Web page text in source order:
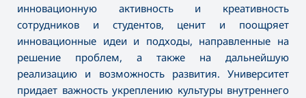
инновационную активность и креативность
сотрудников и студентов, ценит и поощряет
инновационные идеи и подходы, направленные на
решение проблем, а также на дальнейшую
реализацию и возможность развития. Университет
придает важность укреплению культуры внутреннего